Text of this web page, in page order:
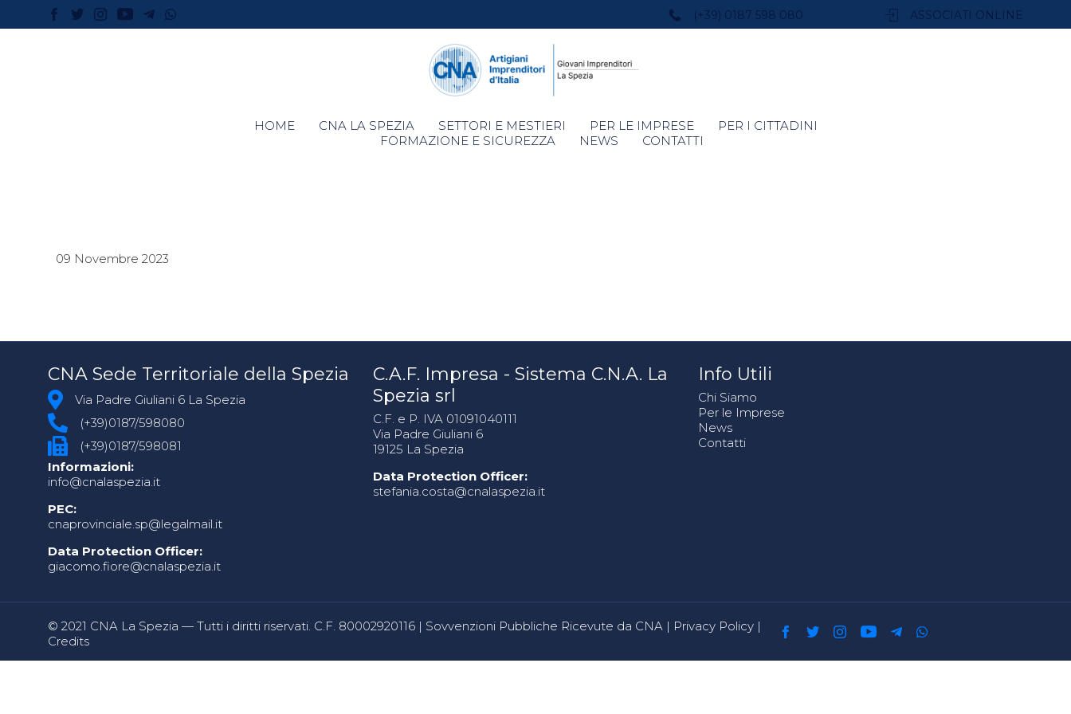
(+39) 0187 598 080 ASSOCIATI ONLINE
Skip
to
HOME CNA LA SPEZIA SETTORI E MESTIERI PER LE IMPRESE
PER I CITTADINI
FORMAZIONE E SICUREZZA
NEWS CONTATTI
09 Novembre 2023
CNA Sede Territoriale della Spezia
Via Padre Giuliani 6 La Spezia
(+39)0187/598080
(+39)0187/598081
Informazioni:
info@cnalaspezia.it
PEC:
cnaprovinciale.sp@legalmail.it
Data Protection Officer:
giacomo.fiore@cnalaspezia.it
C.A.F. Impresa - Sistema C.N.A. La
Spezia srl
C.F. e P. IVA 01091040111
Via Padre Giuliani 6
19125 La Spezia
Data Protection Officer:
stefania.costa@cnalaspezia.it
Info Utili
Chi Siamo
Per le Imprese
News
Contatti
© 2021 CNA La Spezia — Tutti i diritti riservati. C.F. 80002920116 | Sovvenzioni Pubbliche Ricevute da CNA | Privacy Policy |
Credits